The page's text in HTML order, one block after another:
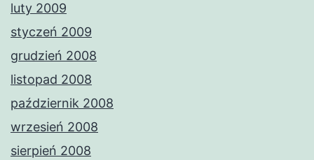
luty 2009
styczeń 2009
grudzień 2008
listopad 2008
październik 2008
wrzesień 2008
sierpień 2008